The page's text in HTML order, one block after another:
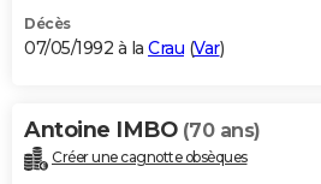
Décès
07/05/1992 à la Crau (Var)
Antoine IMBO (70 ans)
Créer une cagnotte obsèques